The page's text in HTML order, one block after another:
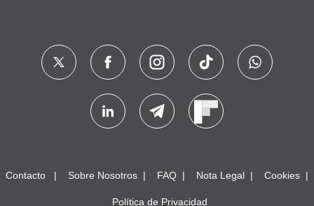
Contacto Sobre Nosotros FAQ Nota Legal Cookies
Política de Privacidad